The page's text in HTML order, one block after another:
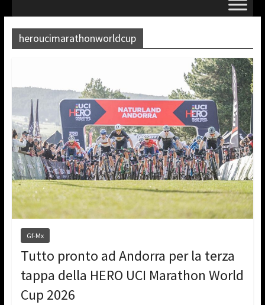
heroucimarathonworldcup
Gf-Mx
Tutto pronto ad Andorra per la terza
tappa della HERO UCI Marathon World
Cup 2026